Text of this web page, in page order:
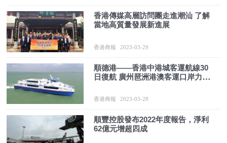
香港傳媒高層訪問團走進潮汕 了解
當地高質量發展新進展
香港商報 2023-03-29
順德港——香港中港城客運航線30
日復航 廣州琶洲港澳客運口岸力爭
香港商報 2023-03-28
順豐控股發布2022年度報告，淨利
62億元增超四成